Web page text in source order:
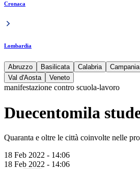
Cronaca
Lombardia
Abruzzo Basilicata Calabria Campania
Val d'Aosta
Veneto
manifestazione contro scuola-lavoro
Duecentomila
Quaranta e oltre le città coinvolte nelle
18 Feb 2022 - 14:06
18 Feb 2022 - 14:06